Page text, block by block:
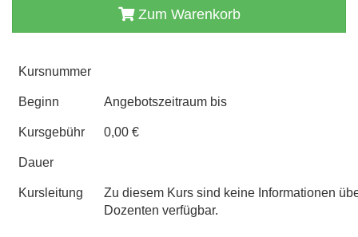
Zum Warenkorb
Kursnummer
Beginn Angebotszeitraum bis
Kursgebühr 0,00 €
Dauer
Kursleitung
Zu diesem Kurs sind keine Informationen
Dozenten verfügbar.